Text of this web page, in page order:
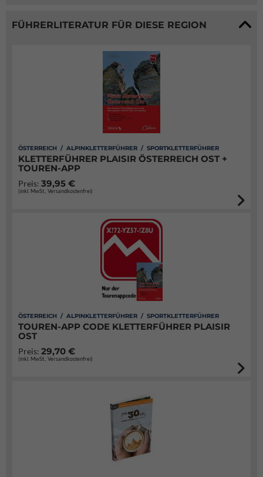
FÜHRERLITERATUR FÜR DIESE REGION
ÖSTERREICH / ALPINKLETTERFÜHRER / SPORTKLETTERFÜHRER
KLETTERFÜHRER PLAISIR ÖSTERREICH OST +
TOUREN-APP
Preis: 39,95 €
(inkl. MwSt., Versandkostenfrei)
ÖSTERREICH / ALPINKLETTERFÜHRER / SPORTKLETTERFÜHRER
TOUREN-APP CODE KLETTERFÜHRER PLAISIR
OST
Preis: 29,70 €
(inkl. MwSt., Versandkostenfrei)